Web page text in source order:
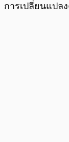
การเปลี่ยนแปล